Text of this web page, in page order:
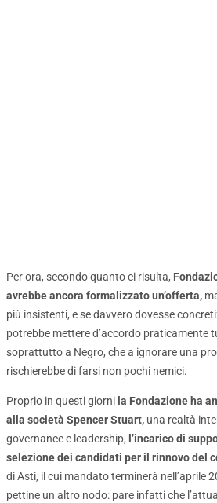
Per ora, secondo quanto ci risulta,
avrebbe ancora formalizzato un’offerta,
più insistenti, e se davvero dovesse
potrebbe mettere d’accordo praticamente
soprattutto a Negro, che a ignorare una
rischierebbe di farsi non pochi nemici.
Proprio in questi giorni la Fondazione ha
alla società Spencer Stuart, una realtà
governance e leadership, l’incarico di
selezione dei candidati per il rinnovo del
di Asti, il cui mandato terminerà nell’aprile
pettine un altro nodo: pare infatti che